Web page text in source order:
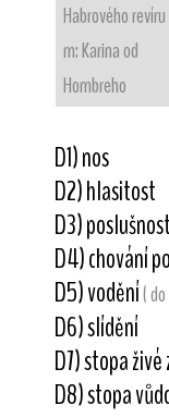
Habrového revíru
m: Karina od
Hombreho
D1) nos
D2) hlasitost
D3) poslušnost
D4) chování
D5) vodění(
D6) slídění
D7) stopa
D8) stopa